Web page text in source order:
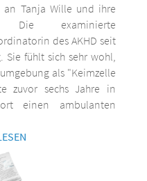
an Tanja Wille und ihre
Die examinierte
des AKHD seit
Sie fühlt sich sehr wohl,
als "Keimzelle
zuvor sechs Jahre in
einen ambulanten